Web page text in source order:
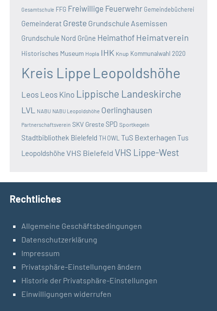
Gesamtschule FFG Freiwillige Feuerwehr Gemeindebücherei
Gemeinderat Greste Grundschule Asemissen
Grundschule Nord Grüne Heimathof Heimatverein
Historisches Museum Hopla IHK Knup Kommunalwahl 2020
Kreis Lippe Leopoldshöhe
Leos Leos Kino Lippische Landeskirche
LVL NABU NABU Leopoldshöhe Oerlinghausen
Partnerschaftsverein SKV GresteSPD Sportkegeln
Stadtbibliothek Bielefeld TH OWL TuS BexterhagenTus
Leopoldshöhe VHS Bielefeld VHS Lippe-West
Rechtliches
Allgemeine Geschäftsbedingungen
Datenschutzerklärung
Impressum
Privatsphäre-Einstellungen ändern
Historie der Privatsphäre-Einstellungen
Einwilligungen widerrufen